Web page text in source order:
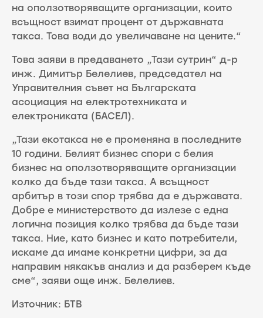
на оползотворяващите организации, които
всъщност взимат процент от държавната
такса. Това води до увеличаване на цените.“
Това заяви в предаването „Тази сутрин“ д-р
инж. Димитър Белелиев, председател на
Управителния съвет на Българската
асоциация на електротехниката и
електрониката (БАСЕЛ).
„Тази екотакса не е променяна в последните
10 години. Белият бизнес спори с белия
бизнес на оползотворяващите организации
колко да бъде тази такса. А всъщност
арбитър в този спор трябва да е държавата.
Добре е министерството да излезе с една
логична позиция колко трябва да бъде тази
такса. Ние, като бизнес и като потребители,
искаме да имаме конкретни цифри, за да
направим някакъв анализ и да разберем къде
сме“, заяви още инж. Белелиев.
Източник: БТВ